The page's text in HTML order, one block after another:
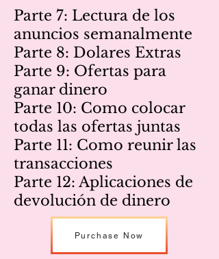
Parte 7: Lectura de los
anuncios semanalmente
Parte 8: Dolares Extras
Parte 9: Ofertas para
ganar dinero
Parte 10: Como colocar
todas las ofertas juntas
Parte 11: Como reunir las
transacciones
Parte 12: Aplicaciones de
devolución de dinero
Purchase Now